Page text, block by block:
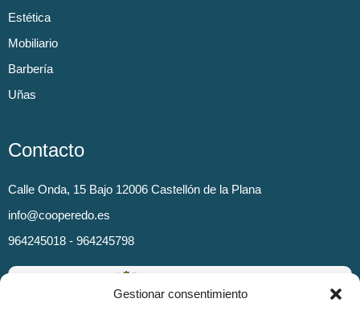
Gestionar consentimiento
Estética
Mobiliario
Barbería
Uñas
Contacto
Calle Onda, 15 Bajo 12006 Castellón de la Plana
info@cooperedo.es
964245018 - 964245798